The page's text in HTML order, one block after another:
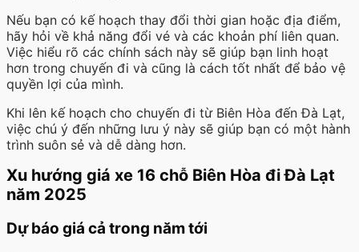
Nếu bạn có kế hoạch thay đổi thời gian hoặc địa điểm,
hãy hỏi về khả năng đổi vé và các khoản phí liên quan.
Việc hiểu rõ các chính sách này sẽ giúp bạn linh hoạt
hơn trong chuyến đi và cũng là cách tốt nhất để bảo vệ
quyền lợi của mình.
Khi lên kế hoạch cho chuyến đi từ Biên Hòa đến Đà Lạt,
việc chú ý đến những lưu ý này sẽ giúp bạn có một hành
trình suôn sẻ và dễ dàng hơn.
Xu hướng giá xe 16 chỗ Biên Hòa đi Đà Lạt
năm 2025
Dự báo giá cả trong năm tới